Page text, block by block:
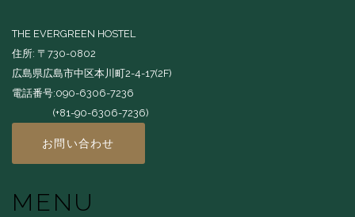
THE EVERGREEN HOSTEL
住所: 〒730-0802
広島県広島市中区本川町2-4-17(2F)
電話番号:090-6306-7236
(+81-90-6306-7236)
お問い合わせ
MENU